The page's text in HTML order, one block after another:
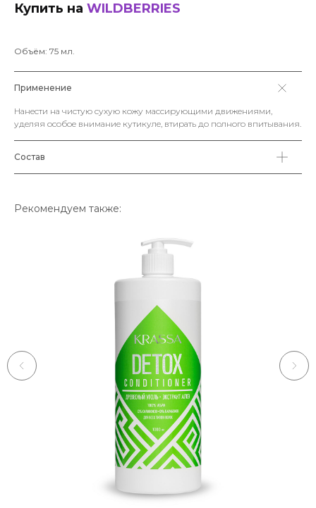
Купить на WILDBERRIES
Объём: 75 мл.
Применение
Нанести на чистую сухую кожу массирующими движениями,
уделяя особое внимание кутикуле, втирать до полного впитывания.
Состав
Рекомендуем также: